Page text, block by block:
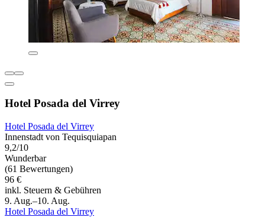
Hotel Posada del Virrey
Hotel Posada del Virrey
Innenstadt von Tequisquiapan
9,2/10
Wunderbar
(61 Bewertungen)
96 €
inkl. Steuern & Gebühren
9. Aug.–10. Aug.
Hotel Posada del Virrey